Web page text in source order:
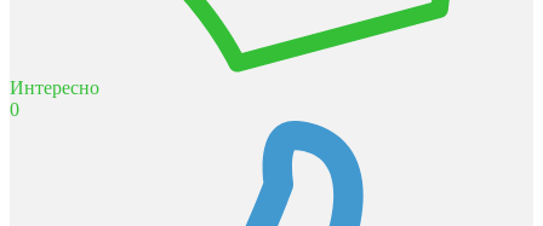
Интересно
0